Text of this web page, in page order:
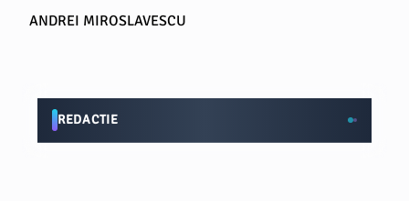
ANDREI MIROSLAVESCU
REDACTIE